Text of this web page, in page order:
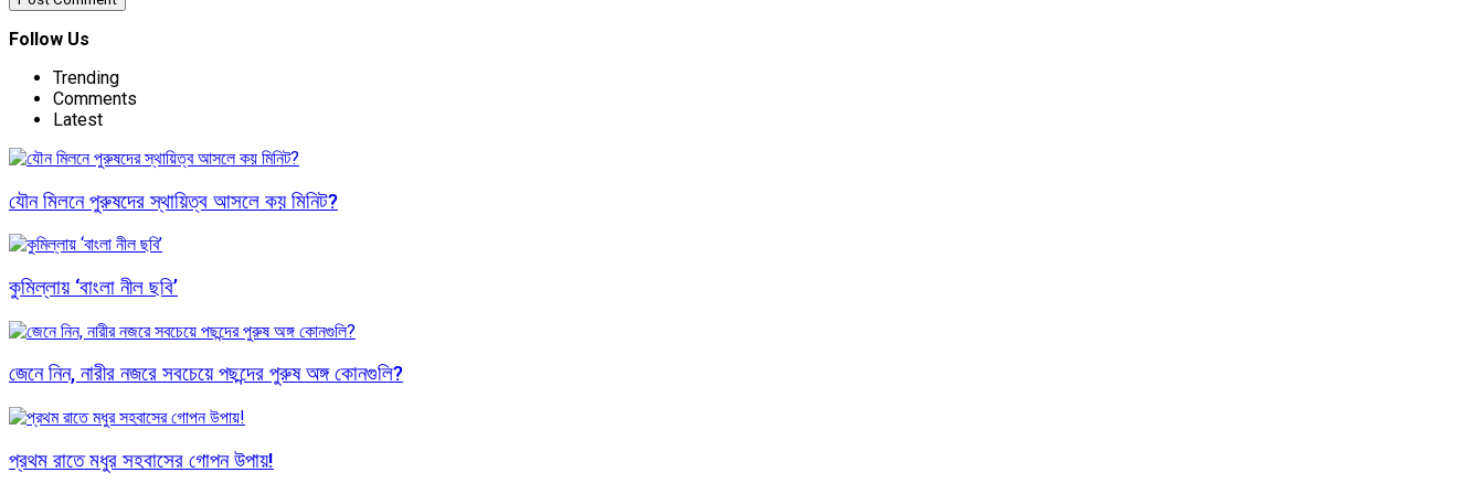
Follow Us
Trending
Comments
Latest
যৌন মিলনে পুরুষদের স্থায়িত্ব আসলে কয় মিনিট?
কুমিল্লায় ‘বাংলা নীল ছবি’
জেনে নিন, নারীর নজরে সবচেয়ে পছন্দের পুরুষ অঙ্গ কোনগুলি?
প্রথম রাতে মধুর সহবাসের গোপন উপায়!